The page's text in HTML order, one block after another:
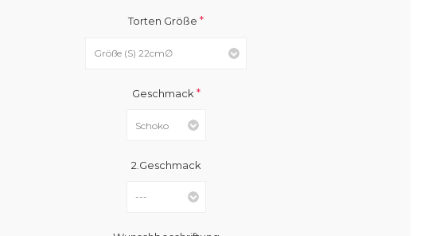
Torten Größe*
Geschmack *
2.Geschmack